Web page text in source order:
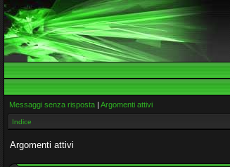
Messaggi senza risposta | Argomenti attivi
Indice
Argomenti attivi